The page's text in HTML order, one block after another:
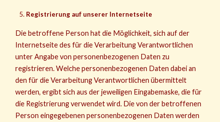
Registrierung auf unserer Internetseite
Die betroffene Person hat die Möglichkeit, sich auf der
Internetseite des für die Verarbeitung Verantwortlichen
unter Angabe von personenbezogenen Daten zu
registrieren. Welche personenbezogenen Daten dabei an
den für die Verarbeitung Verantwortlichen übermittelt
werden, ergibt sich aus der jeweiligen Eingabemaske, die für
die Registrierung verwendet wird. Die von der betroffenen
Person eingegebenen personenbezogenen Daten werden